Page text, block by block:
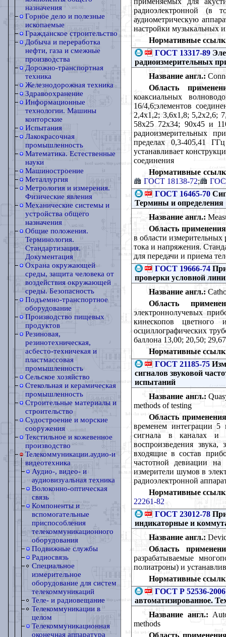
назначения
Горное дело и полезные
ископаемые
Гражданское строительство
Добыча и переработка
нефти, газа и смежные
производства
Дорожно-транспортная
техника
Железнодорожная техника
Здравоохранение
Информационные
технологии. Машины
конторские
Испытания
Лакокрасочная
промышленность
Математика. Естественные
науки
Машиностроение
Металлургия
Метрология и измерения.
Физические явления
Механические системы и
устройства общего
назначения
Общие положения.
Терминология.
Стандартизация.
Документация
Охрана окружающей
среды, защита человека от
воздействия окружающей
среды. Безопасность
Подъемно-транспортное
оборудование
Производство пищевых
продуктов
Резиновая,
резинотехническая,
асбесто-техничекая и
пластмассовая
промышленность
Сельское хозяйство
Стекольная и керамическая
промышленность
Строительные материалы и
строительство
Судостроение и морские
сооружения
Текстильное и кожевенное
производство
Телекоммуникации.аудио-и
видеотехника
Аудио-, видео- и
аудиовизуальная техника
Волоконно-оптическая
связь
Компоненты и
вспомогательные
приспособления
телекоммуникационного
оборудования
Подвижные службы
Радиосвязь
Специальное
измерительное
оборудование для систем
телекоммуникаций
Теле- и радиовещание
Телекоммуникации в
целом
Телекоммуникационная
оконечная аппаратура
радиоэлектронной (в
аудиометрическую
настройки музыкальных
Нормативные
ГОСТ 13317-89
радиоизмерительных
Название англ.:
Область
коаксиальных
16/4,6;элементов
2,4х1,2; 3,6х1,8; 5,2х2,6;
58х25 72х34; 90х45 и
радиоизмерительных
пределах 0,3-405,41
устанавливает
соединения
Нормативные
ГОСТ 18138-72;
ГОСТ 16465-70
Термины и определения
Название англ.:
Область
в области
тока и напряжения.
для передачи и приема
ГОСТ 19666-74
проверки условной
Название англ.:
Область
электроннолучевых
кинескопов цветного
осциллографических
баллона 13,00; 20,50;
Нормативные
ГОСТ 21185-75
сигналов звуковой
испытаний
Название англ.:
methods of testing
Область
временем интеграции 5
сигнала в каналах и
воспроизведения
входящие в состав
частотной девиации на
измерители шумов в
радиоэлектронной
Нормативные
22261-82
ГОСТ 23012-78
индикаторные и
Название англ.:
Область
разрабатываемые
полиатроны) и
Нормативные
ГОСТ Р 52536-2006
автоматизированное.
Название англ.:
methods
Область